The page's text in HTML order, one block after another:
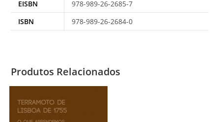
EISBN
978-989-26-2685-7
ISBN
978-989-26-2684-0
Produtos Relacionados